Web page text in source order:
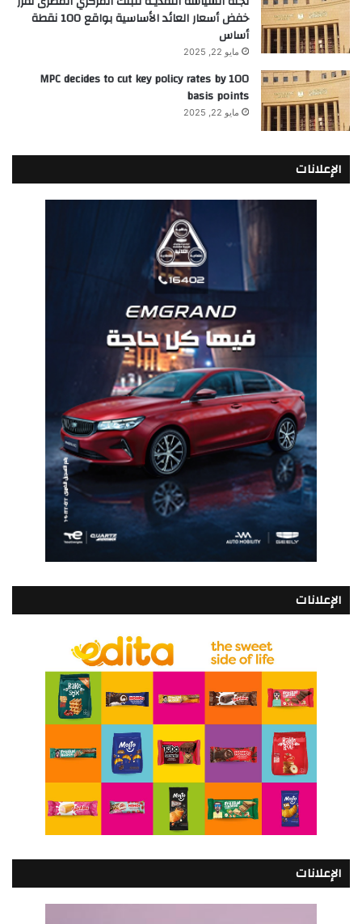
خفض أسعار العائد الأساسية بواقع 100 نقطة
أساس
مايو 22, 2025
MPC decides to cut key policy rates by 100
basis points
مايو 22, 2025
الإعلانات
الإعلانات
الإعلانات